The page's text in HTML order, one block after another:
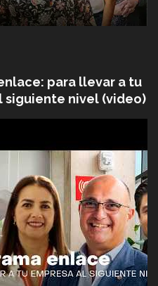
para llevar a tu
siguiente nivel (video)